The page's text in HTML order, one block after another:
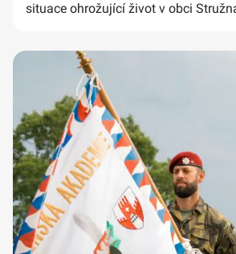
situace ohrožující život v obci